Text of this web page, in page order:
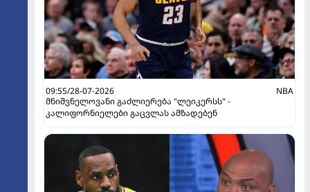
09:55/28-07-2026
NBA
მნიშვნელოვანი გაძლიერება "ლეიკერსს" -
კალიფორნიელები გაცვლას ამზადებენ